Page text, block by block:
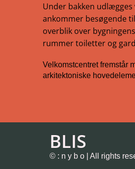
Under bakken
ankommer besøgende
overblik over
rummer toiletter og
Velkomstcentret fremstår
arkitektoniske
BLIS
© : n y b o | All rights